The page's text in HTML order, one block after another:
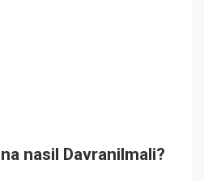
nasil Davranilmali?